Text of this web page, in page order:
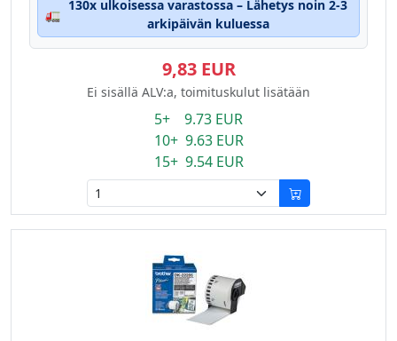
🚛
130x ulkoisessa varastossa – Lähetys noin 2-3
arkipäivän kuluessa
9,83 EUR
Ei sisällä ALV:a, toimituskulut lisätään
5+ 9.73 EUR
10+ 9.63 EUR
15+ 9.54 EUR